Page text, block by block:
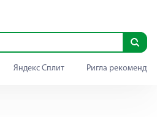
Яндекс Сплит Ригла